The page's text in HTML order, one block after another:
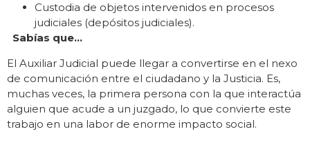
Custodia de objetos intervenidos en procesos
judiciales (depósitos judiciales).
Sabías que…
El Auxiliar Judicial puede llegar a convertirse en el nexo
de comunicación entre el ciudadano y la Justicia. Es,
muchas veces, la primera persona con la que interactúa
alguien que acude a un juzgado, lo que convierte este
trabajo en una labor de enorme impacto social.